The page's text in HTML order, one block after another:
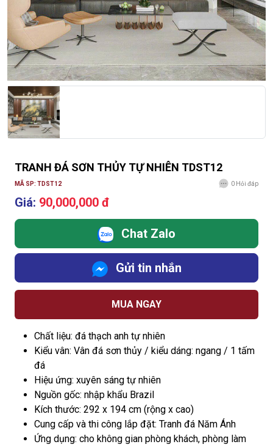
TRANH ĐÁ SƠN THỦY TỰ NHIÊN TDST12
MÃ SP: TDST12 0 Hỏi đáp
Giá: 90,000,000 đ
Chat Zalo
Gửi tin nhắn
MUA NGAY
Chất liệu: đá thạch anh tự nhiên
Kiểu vân: Vân đá sơn thủy / kiểu dáng: ngang / 1 tấm
đá
Hiệu ứng: xuyên sáng tự nhiên
Nguồn gốc: nhập khẩu Brazil
Kích thước: 292 x 194 cm (rộng x cao)
Cung cấp và thi công lắp đặt: Tranh đá Năm Ánh
Ứng dụng: cho không gian phòng khách, phòng làm